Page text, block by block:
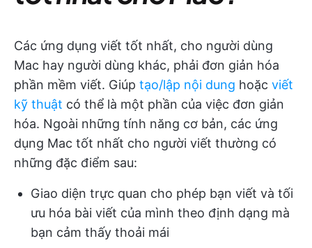
Các ứng dụng viết tốt nhất, cho người dùng
Mac hay người dùng khác, phải đơn giản hóa
phần mềm viết. Giúp tạo/lập nội dung hoặc viết
kỹ thuật có thể là một phần của việc đơn giản
hóa. Ngoài những tính năng cơ bản, các ứng
dụng Mac tốt nhất cho người viết thường có
những đặc điểm sau:
Giao diện trực quan cho phép bạn viết và tối
ưu hóa bài viết của mình theo định dạng mà
bạn cảm thấy thoải mái